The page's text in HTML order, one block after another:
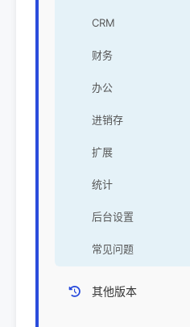
CRM
财务
办公
进销存
扩展
统计
后台设置
常见问题
其他版本